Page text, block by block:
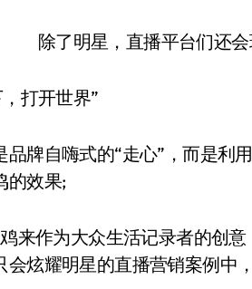
打开世界”
牌自嗨式的“走心”，而是利
的效果;
来作为大众生活记录者的创
会炫耀明星的直播营销案例中